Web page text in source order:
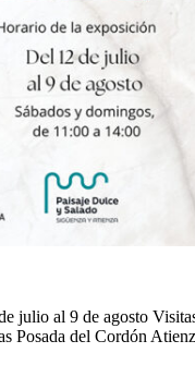
julio al 9 de agosto
Posada del Cordón